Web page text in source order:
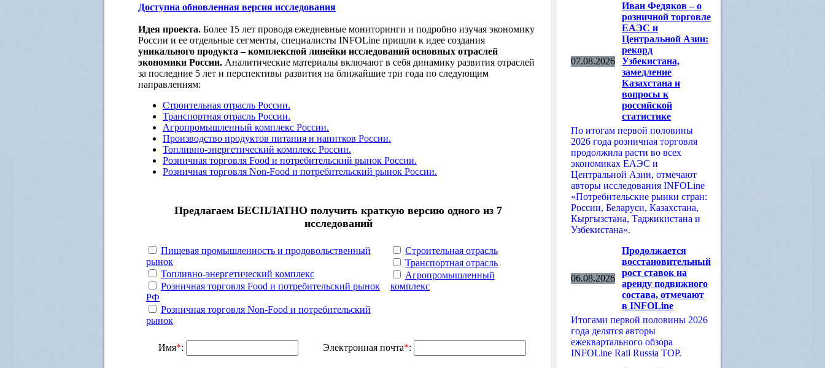
Доступна обновленная версия исследования
Идея проекта. Более 15 лет проводя ежедневные мониторинги и подробно изучая экономику
России и ее отдельные сегменты, специалисты INFOLine пришли к идее создания
уникального продукта – комплексной линейки исследований основных отраслей
экономики России. Аналитические материалы включают в себя динамику развития отраслей
за последние 5 лет и перспективы развития на ближайшие три года по следующим
направлениям:
Строительная отрасль России.
Транспортная отрасль России.
Агропромышленный комплекс России.
Производство продуктов питания и напитков России.
Топливно-энергетический комплекс России.
Розничная торговля Food и потребительский рынок России.
Розничная торговля Non-Food и потребительский рынок России.
Предлагаем БЕСПЛАТНО получить краткую версию одного из 7
исследований
Пищевая промышленность и продовольственный
рынок
Топливно-энергетический комплекс
Розничная торговля Food и потребительский рынок
РФ
Розничная торговля Non-Food и потребительский
рынок
Строительная отрасль
Транспортная отрасль
Агропромышленный
комплекс
Имя*: Электронная почта*:
07.08.2026
Иван Федяков – о
розничной торговле
ЕАЭС и
Центральной Азии:
рекорд
Узбекистана,
замедление
Казахстана и
вопросы к
российской
статистике
По итогам первой половины
2026 года розничная торговля
продолжила расти во всех
экономиках ЕАЭС и
Центральной Азии, отмечают
авторы исследования INFOLine
«Потребительские рынки стран:
России, Беларуси, Казахстана,
Кыргызстана, Таджикистана и
Узбекистана».
06.08.2026
Продолжается
восстановительный
рост ставок на
аренду подвижного
состава, отмечают
в INFOLine
Итогами первой половины 2026
года делятся авторы
ежеквартального обзора
INFOLine Rail Russia TOP.